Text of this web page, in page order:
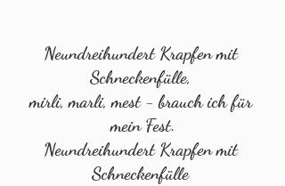
Neundreihundert Krapfen mit
Schneckenfülle,
mirli, marli, mest - brauch ich für
mein Fest.
Neundreihundert Krapfen mit
Schneckenfülle